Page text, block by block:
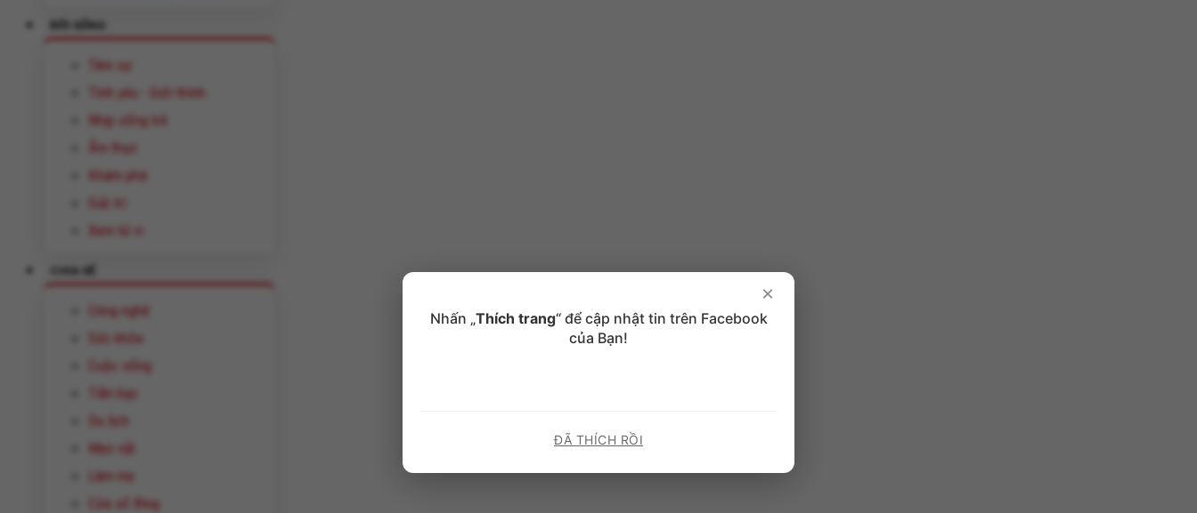
ĐỜI SỐNG
Tâm sự
Tình yêu - Giới thính
Nhịp sống trẻ
Ẩm thực
Khám phá
Giải trí
Xem tử vi
CHIA SẺ
Công nghệ
Sức khỏe
Cuộc sống
Tiền bạc
Du lịch
Mẹo vặt
Làm mẹ
Cửa sổ Blog
×
Nhấn „Thích trang“ để cập nhật tin trên Facebook
của Bạn!
ĐÃ THÍCH RỒI